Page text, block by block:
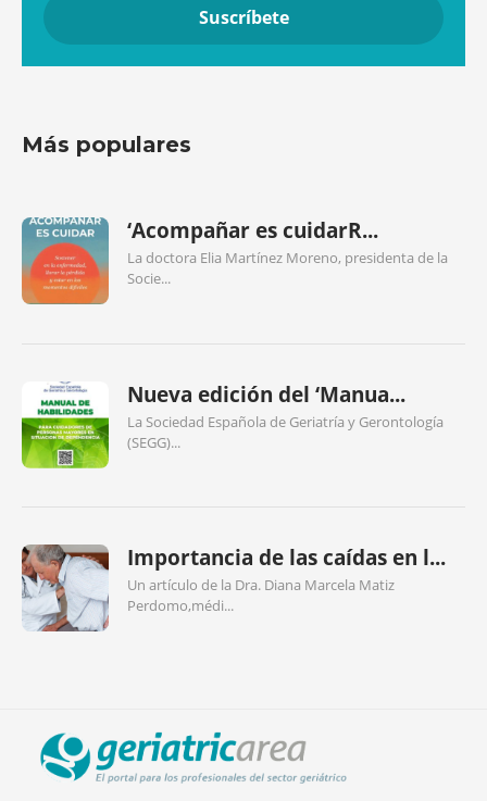
Más populares
‘Acompañar es cuidarR...
La doctora Elia Martínez Moreno, presidenta de la
Socie...
Nueva edición del ‘Manua...
La Sociedad Española de Geriatría y Gerontología
(SEGG)...
Importancia de las caídas en l...
Un artículo de la Dra. Diana Marcela Matiz
Perdomo,médi...